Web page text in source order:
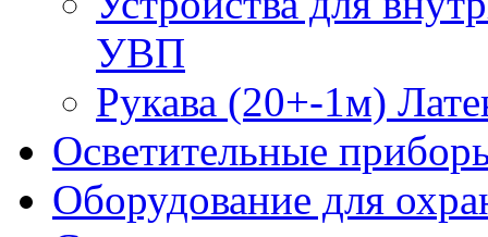
УВП
Рукава (20+-1м)
Осветительные
Оборудование для